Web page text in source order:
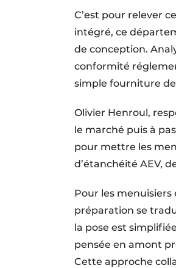
C’est pour relever
intégré, ce
de conception.
conformité
simple fourniture
Olivier Henroul,
le marché puis à
pour mettre les
d’étanchéité AEV,
Pour les
préparation se
la pose est
pensée en amont
Cette approche